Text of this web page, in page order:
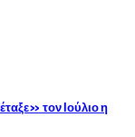
τον Ιούλιο η